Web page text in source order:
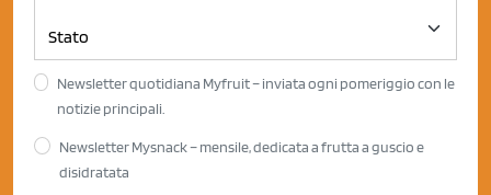
Newsletter quotidiana Myfruit – inviata ogni pomeriggio con le
notizie principali.
Newsletter Mysnack – mensile, dedicata a frutta a guscio e
disidratata